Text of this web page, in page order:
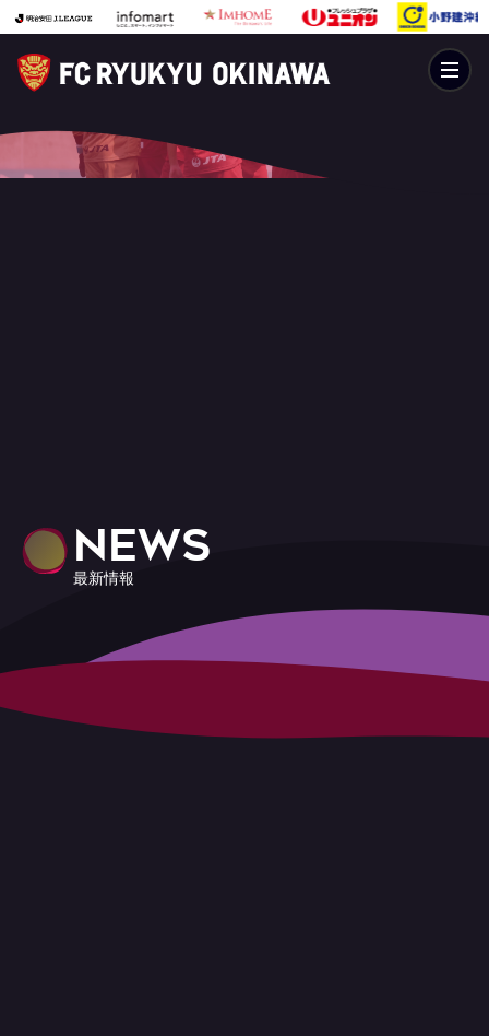
NEWS
最新情報